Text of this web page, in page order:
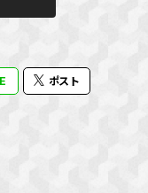
ポスト